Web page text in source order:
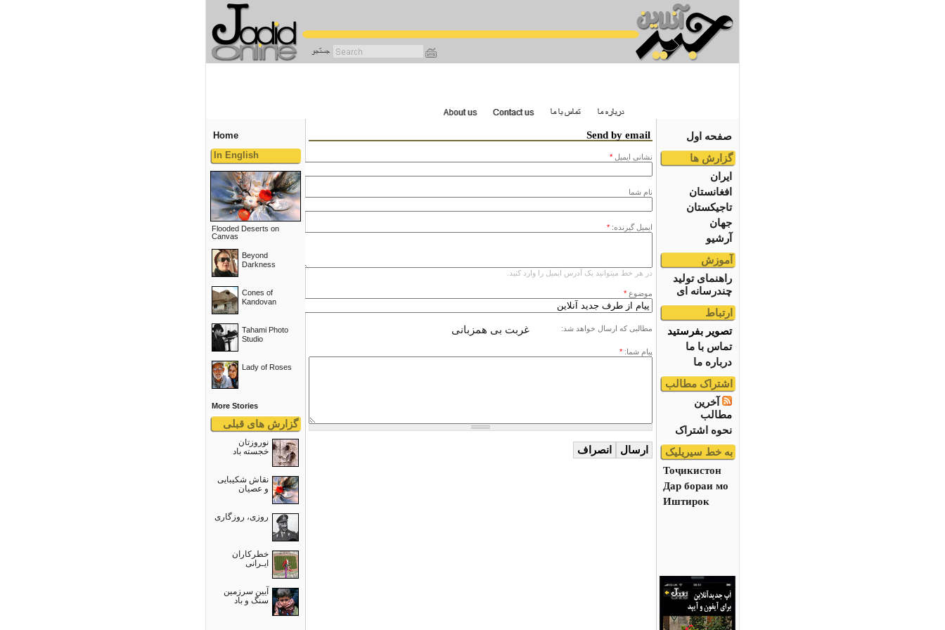
صفحه اول
گزارش ها
ایران
افغانستان
تاجیکستان
جهان
آرشیو
آموزش
راهنمای تولید
چندرسانه ای
ارتباط
تصویر بفرستید
تماس با ما
درباره ما
اشتراک مطالب
آخرین
مطالب
نحوه اشتراک
به خط سیریلیک
Тоҷикистон
Дар бораи мо
Иштирок
Home
In English
Flooded Deserts on
Canvas
Beyond
Darkness
Cones of
Kandovan
Tahami Photo
Studio
Lady of Roses
More Stories
گزارش های قبلی
نوروزتان
خجسته باد
نقاش شکیبایی
و عصيان
روزی، روزگاری
خطرکاران
ایـرانی
آیین سرزمین
سنگ و باد
Send by email
نشانى ايميل *
نام شما
ایمیل گیرنده: *
در هر خط میتوانید یک آدرس ایمیل را وارد کنید.
موضوع *
مطالبی که ارسال خواهد شد: غربت بی همزبانی
پیام شما: *